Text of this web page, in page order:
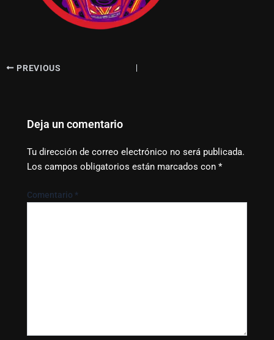
PREVIOUS
Deja un comentario
Tu dirección de correo electrónico no será publicada.
Los campos obligatorios están marcados con*
Comentario*